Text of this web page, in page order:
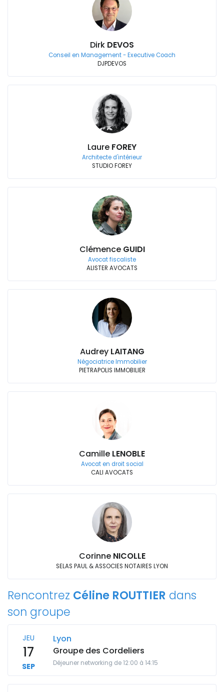
Dirk DEVOS
Conseil en Management - Executive Coach
DJPDEVOS
Laure FOREY
Architecte d'intérieur
STUDIO FOREY
Clémence GUIDI
Avocat fiscaliste
ALISTER AVOCATS
Audrey LAITANG
Négociatrice Immobilier
PIETRAPOLIS IMMOBILIER
Camille LENOBLE
Avocat en droit social
CALI AVOCATS
Corinne NICOLLE
SELAS PAUL & ASSOCIES NOTAIRES LYON
Rencontrez Céline ROUTTIER dans
son groupe
JEU
17
SEP
Lyon
Groupe des Cordeliers
Déjeuner networking de 12:00 à 14:15